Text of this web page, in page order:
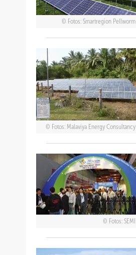
Fotos: Smartregion Pellworm
Fotos: Malaviya Energy Consultancy
Fotos: SEMI